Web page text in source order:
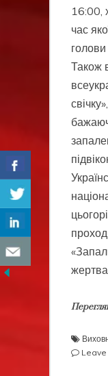
16:00,
час
Також